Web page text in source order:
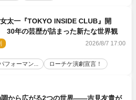
太一『TOKYO INSIDE CLUB』開
30年の芸歴が詰まった新たな世界観
2026/8/7 17:00
フォーマン... ローチケ演劇宣言！
調から広がる2つの世界――吉見友貴が